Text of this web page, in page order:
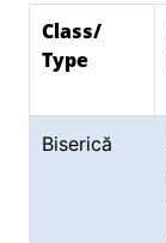
Class/
Type
Biserică